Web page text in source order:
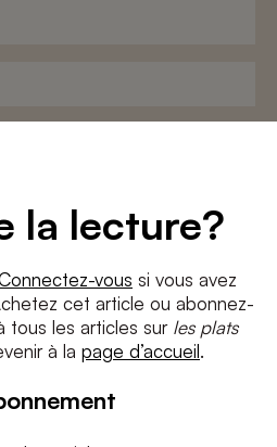
la lecture?
vous si vous avez
cet article ou abonnez-
tous les articles sur les plats
à la page d’accueil.
etla politique de confidentialité